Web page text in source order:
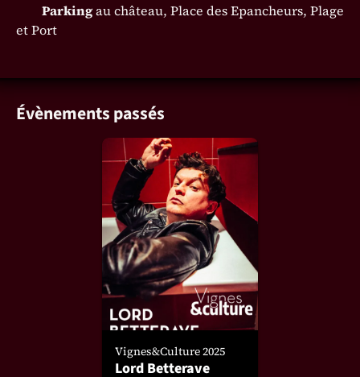
Parkingau château, Place des Epancheurs, Plage
et Port
Évènements passés
Vignes&Culture 2025
Lord Betterave